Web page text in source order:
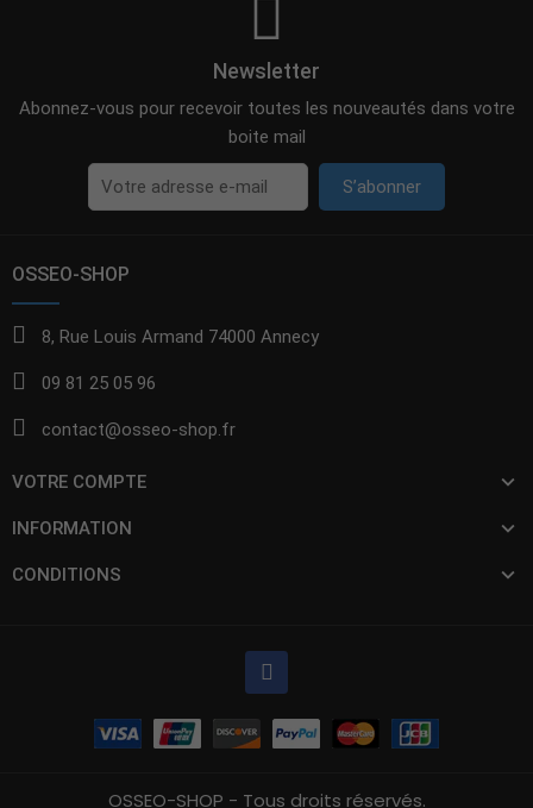
Newsletter
Abonnez-vous pour recevoir toutes les nouveautés dans votre
boite mail
S’abonner
OSSEO-SHOP
8, Rue Louis Armand 74000 Annecy
09 81 25 05 96
contact@osseo-shop.fr
VOTRE COMPTE
INFORMATION
CONDITIONS
OSSEO-SHOP - Tous droits réservés.